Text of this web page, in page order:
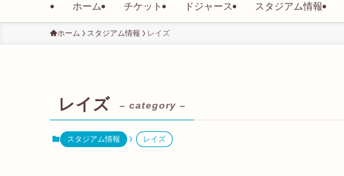
ホーム チケット ドジャース スタジアム情報
ホーム スタジアム情報 レイズ
レイズ – category –
スタジアム情報 レイズ